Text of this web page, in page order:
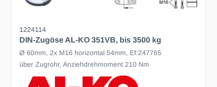
1224114
DIN-Zugöse AL-KO 351VB, bis 3500 kg
Ø 60mm, 2x M16 horizontal 54mm, Ef:247765
über Zugrohr, Anziehdrehmoment 210 Nm